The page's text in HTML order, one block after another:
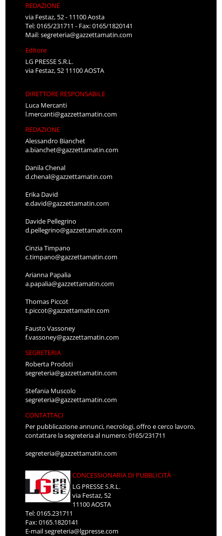
REDAZIONE
via Festaz, 52 - 11100 Aosta
Tel: 0165/231711 - Fax: 0165/1820141
Mail:segreteria@gazzettamatin.com
Editore
LG PRESSE S.R.L.
via Festaz, 52 11100 AOSTA
DIRETTORE RESPONSABILE
Luca Mercanti
l.mercanti@gazzettamatin.com
REDAZIONE
Alessandro Bianchet
a.bianchet@gazzettamatin.com
Danila Chenal
d.chenal@gazzettamatin.com
Erika David
e.david@gazzettamatin.com
Davide Pellegrino
d.pellegrino@gazzettamatin.com
Cinzia Timpano
c.timpano@gazzettamatin.com
Arianna Papalia
a.papalia@gazzettamatin.com
Thomas Piccot
t.piccot@gazzettamatin.com
Fausto Vassoney
f.vassoney@gazzettamatin.com
SEGRETERIA
Roberta Prodoti
segreteria@gazzettamatin.com
Stefania Muscolo
segreteria@gazzettamatin.com
CONTATTACI
Per pubblicazione annunci, necrologi, offro e cerco lavoro,
contattare la segreteria al numero: 0165/231711
segreteria@gazzettamatin.com
CONCESSIONARIA DI PUBBLICITÀ
LG PRESSE S.R.L.
via Festaz, 52
11100 AOSTA
Tel: 0165.231711
Fax: 0165.1820141
E-mailsegreteria@lgpresse.com